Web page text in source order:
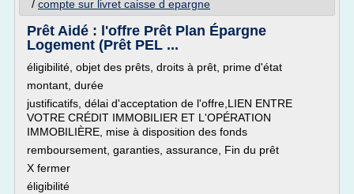
/ compte sur livret caisse d epargne
Prêt Aidé : l'offre Prêt Plan Épargne
Logement (Prêt PEL ...
éligibilité, objet des prêts, droits à prêt, prime d'état
montant, durée
justificatifs, délai d'acceptation de l'offre,LIEN ENTRE
VOTRE CRÉDIT IMMOBILIER ET L'OPÉRATION
IMMOBILIÈRE, mise à disposition des fonds
remboursement, garanties, assurance, Fin du prêt
X fermer
éligibilité